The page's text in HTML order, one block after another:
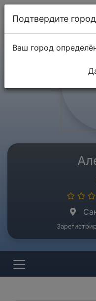
Подтвердите город
Ваш город